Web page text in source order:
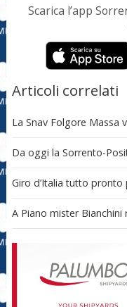
Scarica l’app
Articoli correlati
La Snav Folgore Massa
Da oggi la Sorrento-
Giro d’Italia tutto
A Piano mister